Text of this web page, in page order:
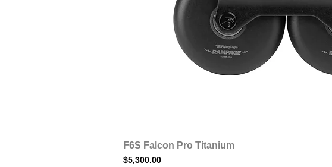
F6S Falcon Pro Titanium
Precio
$5,300.00